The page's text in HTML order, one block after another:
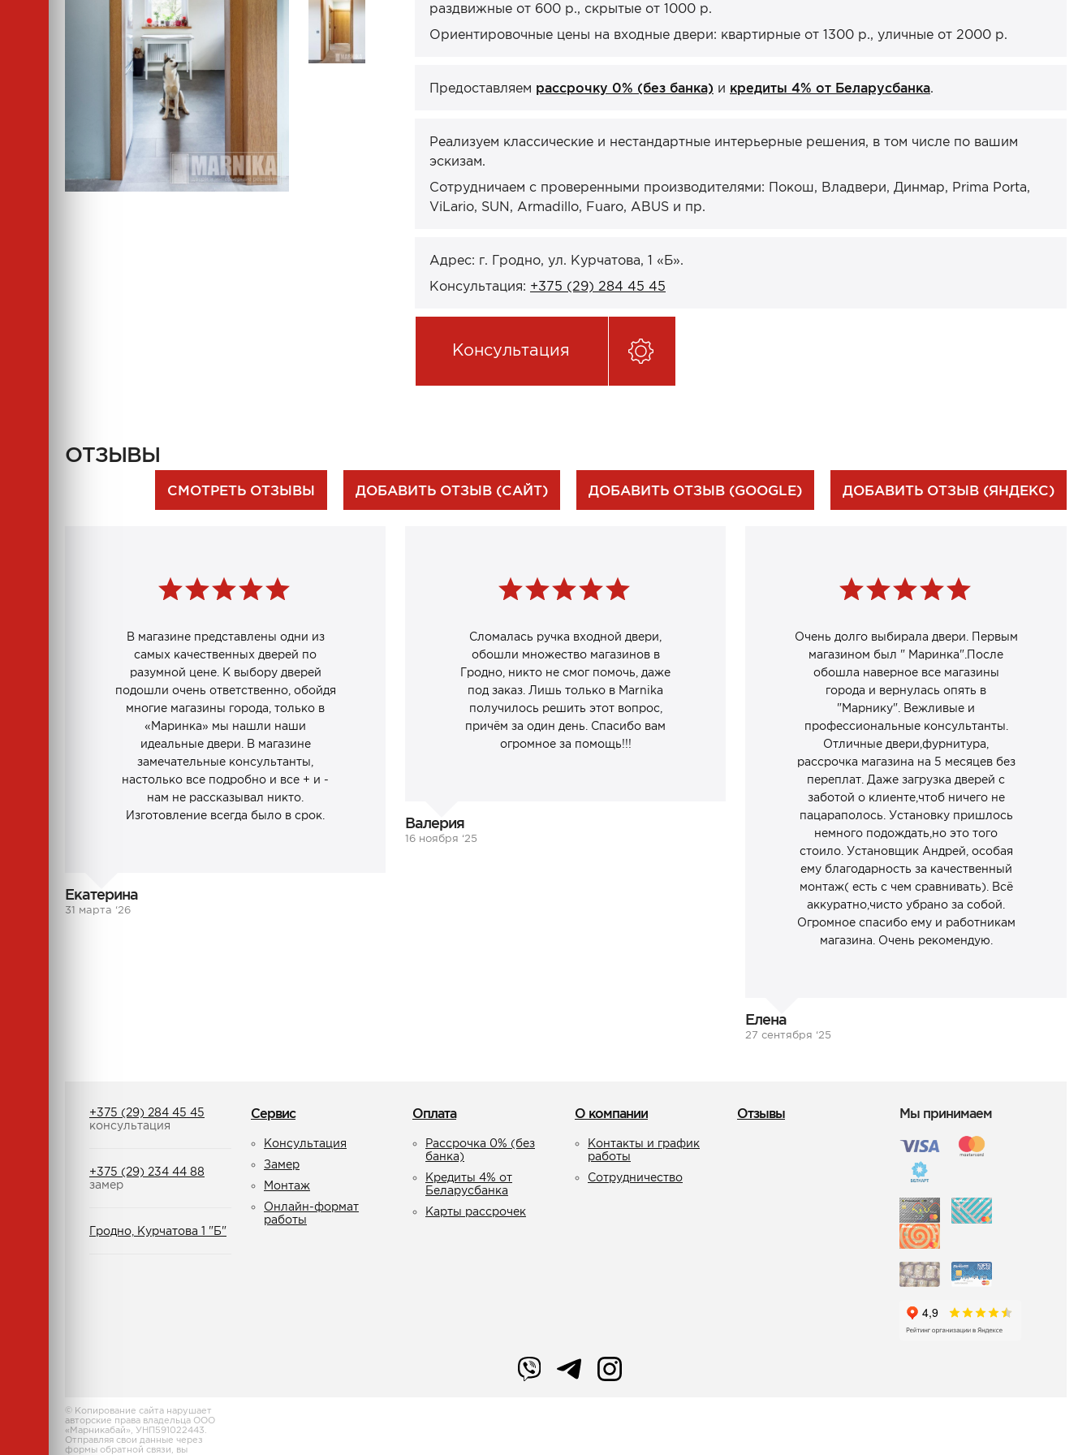
раздвижные от 600 р., скрытые от 1000 р.
Ориентировочные цены на входные двери: квартирные от 1300 р., уличные от 2000 р.
Предоставляем рассрочку 0% (без банка) и кредиты 4% от Беларусбанка.
Реализуем классические и нестандартные интерьерные решения, в том числе по вашим
эскизам.
Сотрудничаем с проверенными производителями: Покош, Владвери, Динмар, Prima Porta,
ViLario, SUN, Armadillo, Fuaro, ABUS и пр.
Адрес: г. Гродно, ул. Курчатова, 1 «Б».
Консультация: +375 (29) 284 45 45
Консультация
ОТЗЫВЫ
СМОТРЕТЬ ОТЗЫВЫ ДОБАВИТЬ ОТЗЫВ (САЙТ) ДОБАВИТЬ ОТЗЫВ (GOOGLE) ДОБАВИТЬ ОТЗЫВ (ЯНДЕКС)
В магазине представлены одни из
самых качественных дверей по
разумной цене. К выбору дверей
подошли очень ответственно, обойдя
многие магазины города, только в
«Маринка» мы нашли наши
идеальные двери. В магазине
замечательные консультанты,
настолько все подробно и все + и -
нам не рассказывал никто.
Изготовление всегда было в срок.
Екатерина
31 марта ‘26
Сломалась ручка входной двери,
обошли множество магазинов в
Гродно, никто не смог помочь, даже
под заказ. Лишь только в Marnika
получилось решить этот вопрос,
причём за один день. Спасибо вам
огромное за помощь!!!
Валерия
16 ноября ‘25
Очень долго выбирала двери. Первым
магазином был " Маринка".После
обошла наверное все магазины
города и вернулась опять в
"Марнику". Вежливые и
профессиональные консультанты.
Отличные двери,фурнитура,
рассрочка магазина на 5 месяцев без
переплат. Даже загрузка дверей с
заботой о клиенте,чтоб ничего не
пацараполось. Установку пришлось
немного подождать,но это того
стоило. Установщик Андрей, особая
ему благодарность за качественный
монтаж( есть с чем сравнивать). Всё
аккуратно,чисто убрано за собой.
Огромное спасибо ему и работникам
магазина. Очень рекомендую.
Елена
27 сентября ‘25
+375 (29) 284 45 45
консультация
+375 (29) 234 44 88
замер
Гродно, Курчатова 1 "Б"
Сервис
Консультация
Замер
Монтаж
Онлайн-формат
работы
Оплата
Рассрочка 0% (без
банка)
Кредиты 4% от
Беларусбанка
Карты рассрочек
О компании
Контакты и график
работы
Сотрудничество
Отзывы Мы принимаем
© Копирование сайта нарушает
авторские права владельца ООО
«Марникабай», УНП591022443.
Отправляя свои данные через
формы обратной связи, вы